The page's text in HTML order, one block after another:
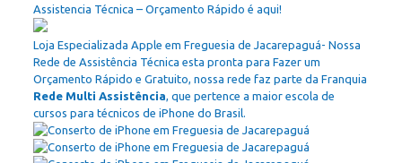
Assistencia Técnica – Orçamento Rápido é aqui!
Loja Especializada Apple em Freguesia de Jacarepaguá- Nossa
Rede de Assistência Técnica esta pronta para Fazer um
Orçamento Rápido e Gratuito, nossa rede faz parte da Franquia
Rede Multi Assistência, que pertence a maior escola de
cursos para técnicos de iPhone do Brasil.